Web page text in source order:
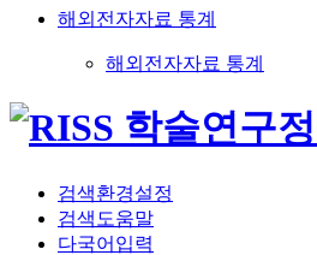
해외전자자료 통계
해외전자자료 통계
검색환경설정
검색도움말
다국어입력